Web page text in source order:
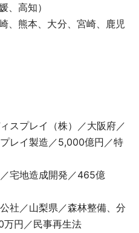
、高知）
、熊本、大分、宮崎、鹿児
スプレイ（株）／大阪府／
レイ製造／5,000億円／特
宅地造成開発／465億
社／山梨県／森林整備、分
円／民事再生法